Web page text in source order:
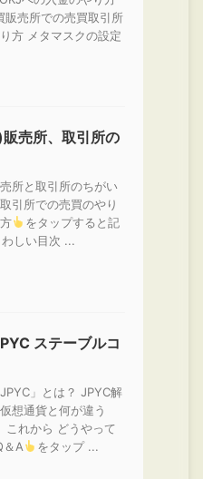
売所での売買取引所
方 メタマスクの設定
売所、取引所の
所と取引所のちがい
引所での売買のやり
をタップすると記
わしい目次 ...
ステーブルコ
」とは？ JPYC解
想通貨と何が違う
これから どうやって
＆A
をタップ ...